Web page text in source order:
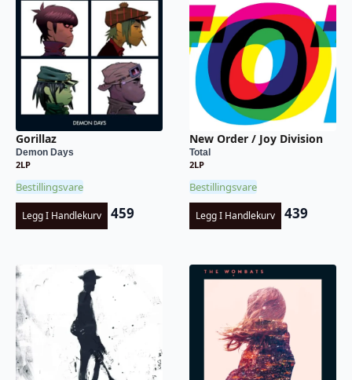
Gorillaz
Demon Days
2LP
Bestillingsvare
Legg I Handlekurv 459
New Order / Joy Division
Total
2LP
Bestillingsvare
Legg I Handlekurv 439